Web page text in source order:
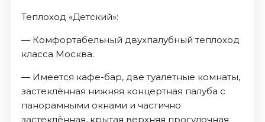
Теплоход «Детский»:
— Комфортабельный двухпалубный теплоход
класса Москва.
— Имеется кафе-бар, две туалетные комнаты,
застеклённая нижняя концертная палуба с
панорамными окнами и частично
застеклённая, крытая верхняя прогулочная